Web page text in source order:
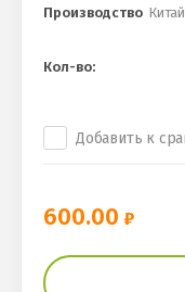
Производство Китай
Кол-во:
Добавить к
600.00